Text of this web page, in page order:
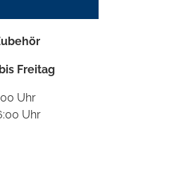
Freitag
Uhr
Uhr